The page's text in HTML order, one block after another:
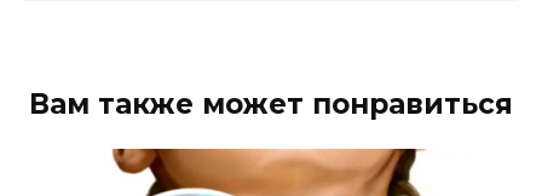
Вам также может понравиться